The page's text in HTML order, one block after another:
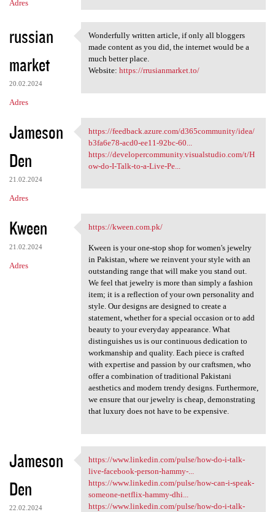
Adres
russian
market
20.02.2024
Adres
Wonderfully written article,
Wonderfully written article, if only all bloggers
made content as you did, the internet would be a
much better place.
Website: https://rrusianmarket.to/
Jameson
Den
21.02.2024
Adres
https://feedback.azure.com
https://feedback.azure.com/d365community/idea/
b3fa6e78-acd0-ee11-92bc-60...
https://developercommunity.visualstudio.com/t/H
ow-do-I-Talk-to-a-Live-Pe...
Kween
21.02.2024
Adres
https://kween.com.pk/
https://kween.com.pk/
Kween is your one-stop shop for women's jewelry
in Pakistan, where we reinvent your style with an
outstanding range that will make you stand out.
We feel that jewelry is more than simply a fashion
item; it is a reflection of your own personality and
style. Our designs are designed to create a
statement, whether for a special occasion or to add
beauty to your everyday appearance. What
distinguishes us is our continuous dedication to
workmanship and quality. Each piece is crafted
with expertise and passion by our craftsmen, who
offer a combination of traditional Pakistani
aesthetics and modern trendy designs. Furthermore,
we ensure that our jewelry is cheap, demonstrating
that luxury does not have to be expensive.
Jameson
Den
22.02.2024
https://www.linkedin.com
https://www.linkedin.com/pulse/how-do-i-talk-
live-facebook-person-hammy-...
https://www.linkedin.com/pulse/how-can-i-speak-
someone-netflix-hammy-dhi...
https://www.linkedin.com/pulse/how-do-i-talk-